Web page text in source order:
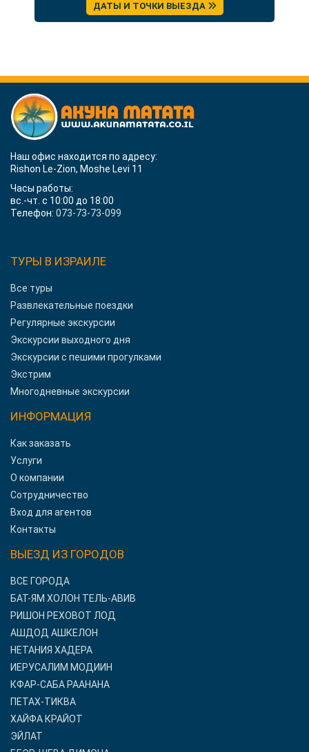
ДАТЫ И ТОЧКИ ВЫЕЗДА
Наш офис находится по адресу:
Rishon Le-Zion, Moshe Levi 11
Часы работы:
вс.-чт. с 10:00 до 18:00
Телефон: 073-73-73-099
ТУРЫ В ИЗРАИЛЕ
Все туры
Развлекательные поездки
Регулярные экскурсии
Экскурсии выходного дня
Экскурсии с пешими прогулками
Экстрим
Многодневные экскурсии
ИНФОРМАЦИЯ
Как заказать
Услуги
О компании
Сотрудничество
Вход для агентов
Контакты
ВЫЕЗД ИЗ ГОРОДОВ
ВСЕ ГОРОДА
БАТ-ЯМ ХОЛОН ТЕЛЬ-АВИВ
РИШОН РЕХОВОТ ЛОД
АШДОД АШКЕЛОН
НЕТАНИЯ ХАДЕРА
ИЕРУСАЛИМ МОДИИН
КФАР-САБА РААНАНА
ПЕТАХ-ТИКВА
ХАЙФА КРАЙОТ
ЭЙЛАТ